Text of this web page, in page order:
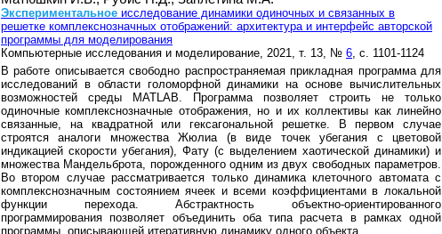
Экспериментальное исследование динамики одиночных и связанных в
решетке комплекснозначных отображений: архитектура и интерфейс авторской
программы для моделирования
Компьютерные исследования и моделирование, 2021, т. 13, № 6 , с. 1101-1124
В работе описывается свободно распространяемая прикладная программа для
исследований в области голоморфной динамики на основе вычислительных
возможностей среды MATLAB. Программа позволяет строить не только
одиночные комплекснозначные отображения, но и их коллективы как линейно
связанные, на квадратной или гексагональной решетке. В первом случае
строятся аналоги множества Жюлиа (в виде точек убегания с цветовой
индикацией скорости убегания), Фату (с выделением хаотической динамики) и
множества Мандельброта, порожденного одним из двух свободных параметров.
Во втором случае рассматривается только динамика клеточного автомата с
комплекснозначным состоянием ячеек и всеми коэффициентами в локальной
функции перехода. Абстрактность объектно-ориентированного
программирования позволяет объединить оба типа расчета в рамках одной
программы, описывающей итеративную динамику одного объекта.